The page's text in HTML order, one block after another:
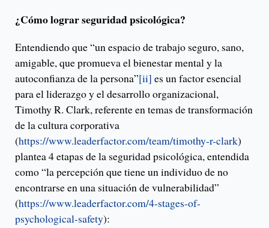
¿Cómo lograr seguridad psicológica?
Entendiendo que “un espacio de trabajo seguro, sano,
amigable, que promueva el bienestar mental y la
autoconfianza de la persona”[ii] es un factor esencial
para el liderazgo y el desarrollo organizacional,
Timothy R. Clark, referente en temas de transformación
de la cultura corporativa
(https://www.leaderfactor.com/team/timothy-r-clark)
plantea 4 etapas de la seguridad psicológica, entendida
como “la percepción que tiene un individuo de no
encontrarse en una situación de vulnerabilidad”
(https://www.leaderfactor.com/4-stages-of-
psychological-safety):